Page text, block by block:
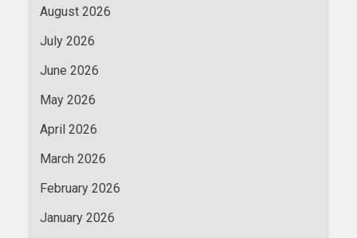
August 2026
July 2026
June 2026
May 2026
April 2026
March 2026
February 2026
January 2026